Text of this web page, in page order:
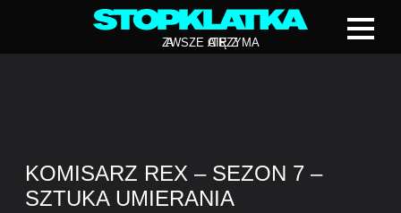
ZAWSZE CIĘ Z
ATRZYMA
KOMISARZ REX – SEZON 7 –
SZTUKA UMIERANIA